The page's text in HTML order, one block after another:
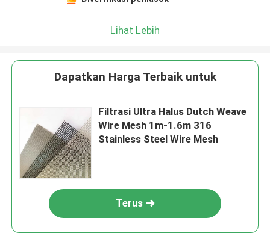
Lihat Lebih
Dapatkan Harga Terbaik untuk
Filtrasi Ultra Halus Dutch Weave
Wire Mesh 1m-1.6m 316
Stainless Steel Wire Mesh
Terus